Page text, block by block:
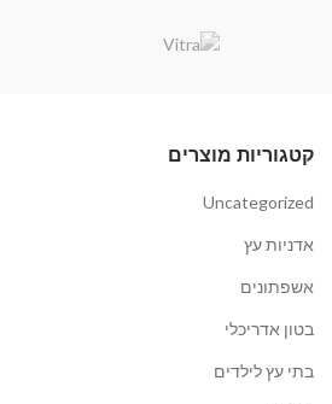
קבל הצעת מחיר
קטגוריות מוצרים
Uncategorized
אדניות עץ
אשפתונים
בטון אדריכלי
בתי עץ לילדים